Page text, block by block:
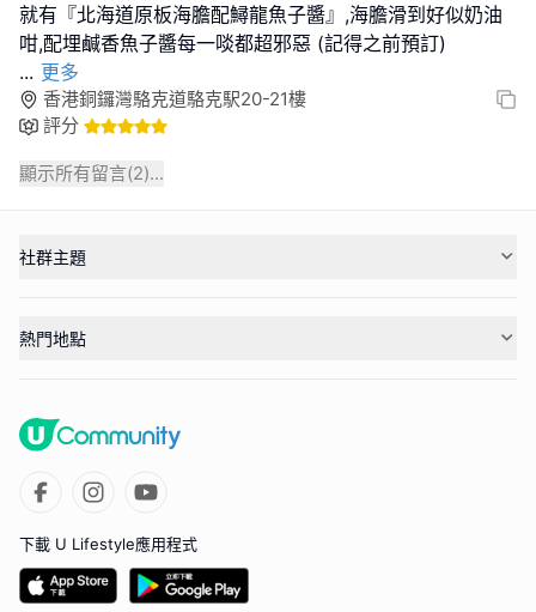
就有『北海道原板海膽配鱘龍魚子醬』,海膽滑到好似奶油
... 更多
香港銅鑼灣駱克道駱克駅20-21樓
評分
顯示所有留言(2)...
社群主題
熱門地點
下載 U Lifestyle應用程式